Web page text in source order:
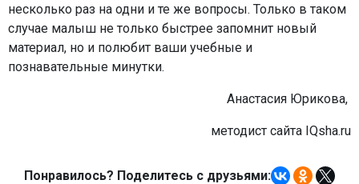
несколько раз на одни и те же вопросы. Только в таком
случае малыш не только быстрее запомнит новый
материал, но и полюбит ваши учебные и
познавательные минутки.
Анастасия Юрикова,
методист сайта IQsha.ru
Понравилось? Поделитесь с друзьями: